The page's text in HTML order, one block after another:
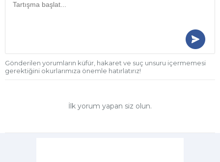
Gönderilen yorumların küfür, hakaret ve suç unsuru içermemesi
gerektiğini okurlarımıza önemle hatırlatırız!
İlk yorum yapan siz olun.